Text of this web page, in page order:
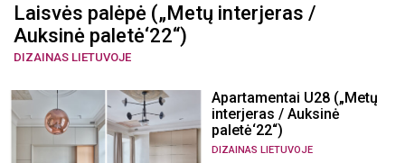
Laisvės palėpė („Metų interjeras /
Auksinė paletė‘22“)
DIZAINAS LIETUVOJE
Apartamentai U28 („Metų
interjeras / Auksinė
paletė‘22“)
DIZAINAS LIETUVOJE